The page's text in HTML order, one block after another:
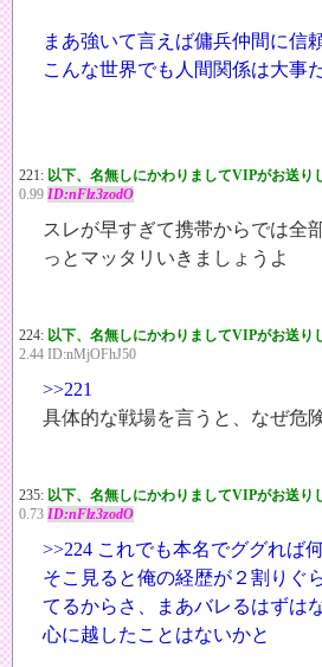
まあ強いて言えば傭兵仲間に信
こんな世界でも人間関係は大事
221: 以下、名無しにかわりましてVIPがお送り
0.99 ID:nFlz3zodO
スレが早すぎて携帯からでは全
っとマッタリいきましょうよ
224: 以下、名無しにかわりましてVIPがお送り
2.44 ID:nMjOFhJ50
>>221
具体的な戦場を言うと、なぜ危
235: 以下、名無しにかわりましてVIPがお送り
0.73 ID:nFlz3zodO
>>224 これでも本名でググれば
そこ見ると俺の経歴が２割りぐ
てるからさ、まあバレるはずは
心に越したことはないかと